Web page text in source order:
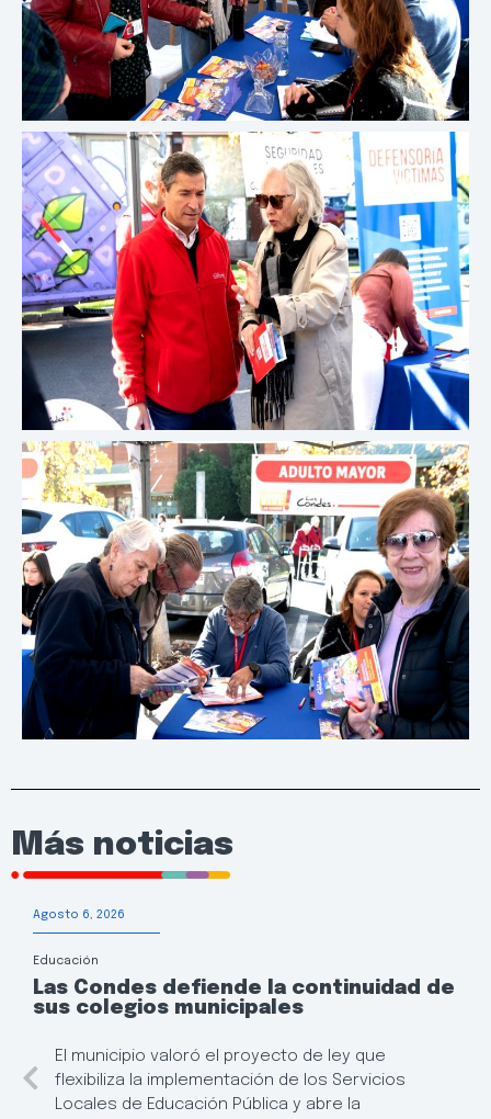
Más noticias
Agosto 6, 2026
Educación
Las Condes defiende la continuidad de
sus colegios municipales
El municipio valoró el proyecto de ley que
flexibiliza la implementación de los Servicios
Locales de Educación Pública y abre la